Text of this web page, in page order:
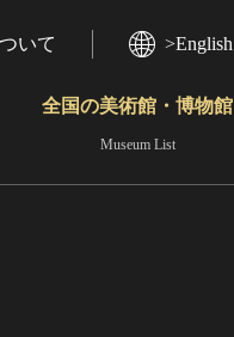
いて >English
全国の美術館・博物館
Museum List